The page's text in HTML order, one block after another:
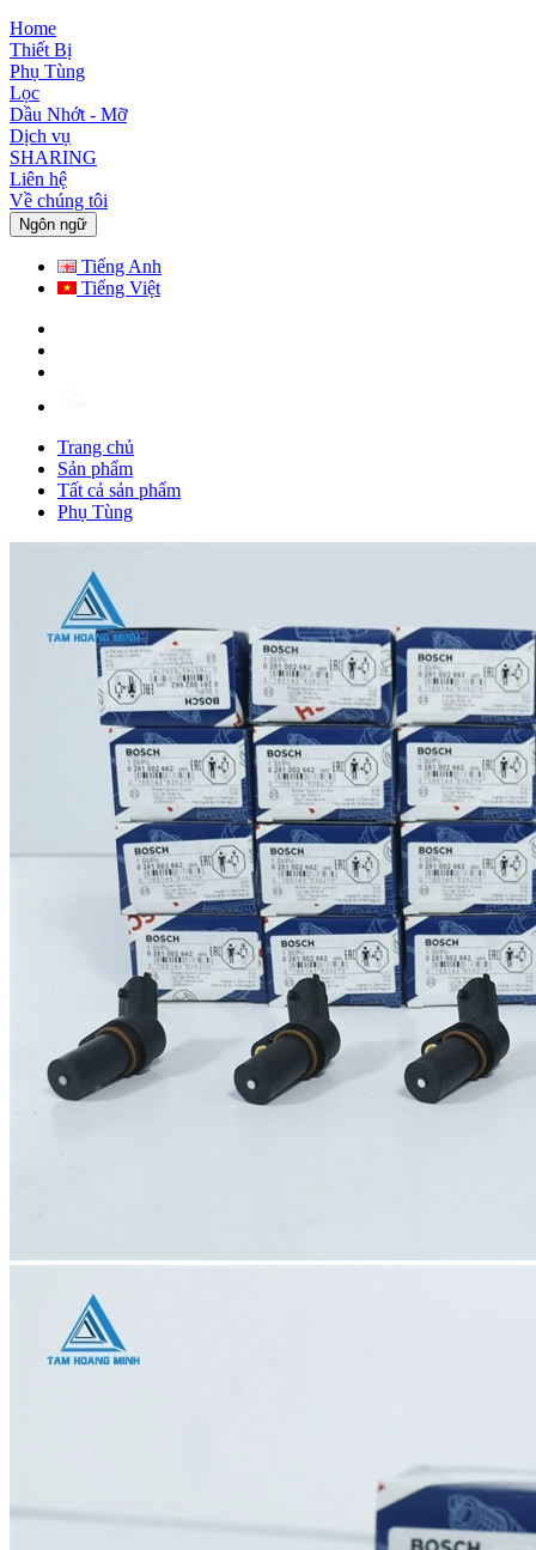
Home
Thiết Bị
Phụ Tùng
Lọc
Dầu Nhớt - Mỡ
Dịch vụ
SHARING
Liên hệ
Về chúng tôi
Ngôn ngữ
Tiếng Anh
Tiếng Việt
Trang chủ
Sản phẩm
Tất cả sản phẩm
Phụ Tùng